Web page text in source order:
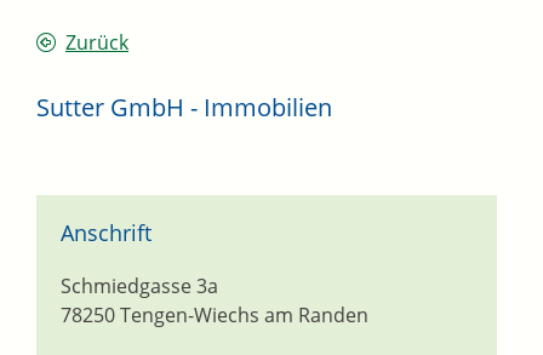
Zurück
Sutter GmbH - Immobilien
Anschrift
Schmiedgasse 3a
78250Tengen-Wiechs am Randen